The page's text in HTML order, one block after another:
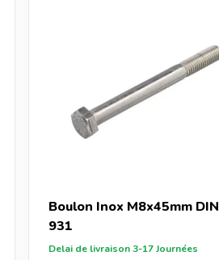
Boulon Inox M8x45mm DIN
931
Delai de livraison 3-17 Journées